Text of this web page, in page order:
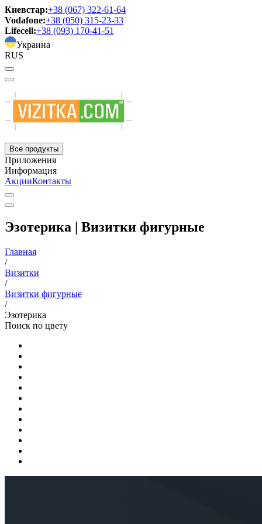
Киевстар:+38 (067) 322-61-64
Vodafone:+38 (050) 315-23-33
Lifecell:+38 (093) 170-41-51
Украина
RUS
Все продукты
Приложения
Информация
АкцииКонтакты
Эзотерика | Визитки фигурные
Главная
/
Визитки
/
Визитки фигурные
/
Эзотерика
Поиск по цвету